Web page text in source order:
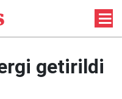
getirildi